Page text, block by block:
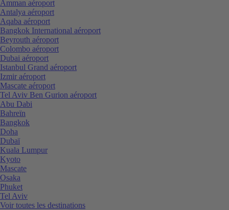
Amman aéroport
Antalya aéroport
Aqaba aéroport
Bangkok International aéroport
Beyrouth aéroport
Colombo aéroport
Dubai aéroport
Istanbul Grand aéroport
Izmir aéroport
Mascate aéroport
Tel Aviv Ben Gurion aéroport
Abu Dabi
Bahreïn
Bangkok
Doha
Dubaï
Kuala Lumpur
Kyoto
Mascate
Osaka
Phuket
Tel Aviv
Voir toutes les destinations